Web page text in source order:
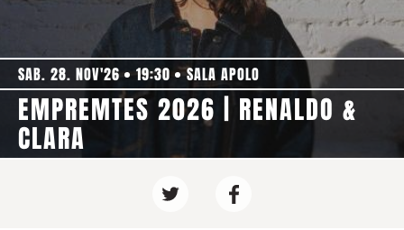
SAB. 28. NOV'26 19:30 SALA APOLO
EMPREMTES 2026 | RENALDO &
CLARA